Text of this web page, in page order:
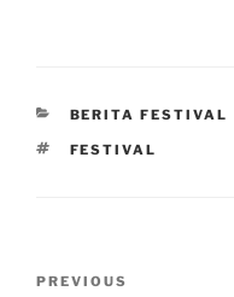
CATEGORIES
BERITA FESTIVAL
TAGS
FESTIVAL
Previous
PREVIOUS